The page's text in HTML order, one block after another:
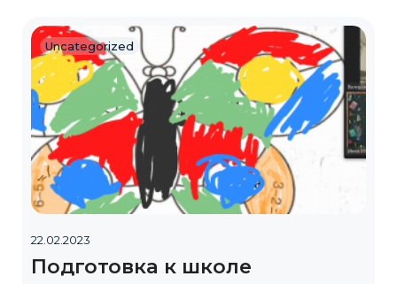
Uncategorized
22.02.2023
Подготовка к школе